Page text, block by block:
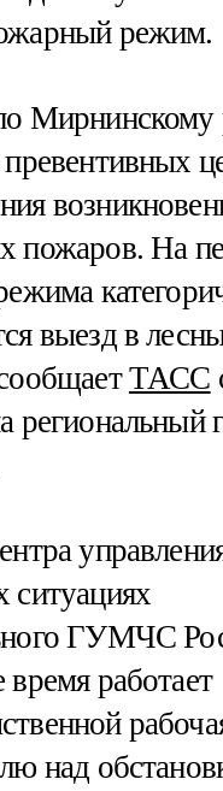
режим.
Мирнинскому
пожаров. На
выезд в
ТАСС
региональный
ситуациях
ГУМЧС
время работает
над